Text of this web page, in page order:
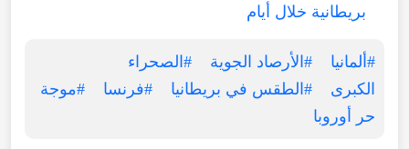
بريطانية خلال أيام
#ألمانيا #الأرصاد الجوية
#الصحراء
الكبرى
#الطقس في بريطانيا #فرنسا
#موجة
حر أوروبا